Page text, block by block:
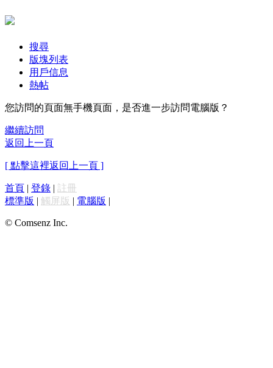
搜尋
版塊列表
用戶信息
熱帖
您訪問的頁面無手機頁面，是否進一步訪問電腦版？
繼續訪問
返回上一頁
[ 點擊這裡返回上一頁 ]
首頁 | 登錄 | 註冊
標準版 | 觸屏版 | 電腦版 |
© Comsenz Inc.